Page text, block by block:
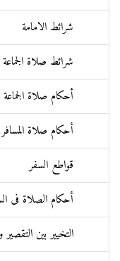
شرائط الامامة
شرائط صلاة الجماعة
أحكام صلاة الجماعة
أحكام صلاة المسافر
قواطع السفر
أحكام الصلاة فی
التخيير بين التقصير